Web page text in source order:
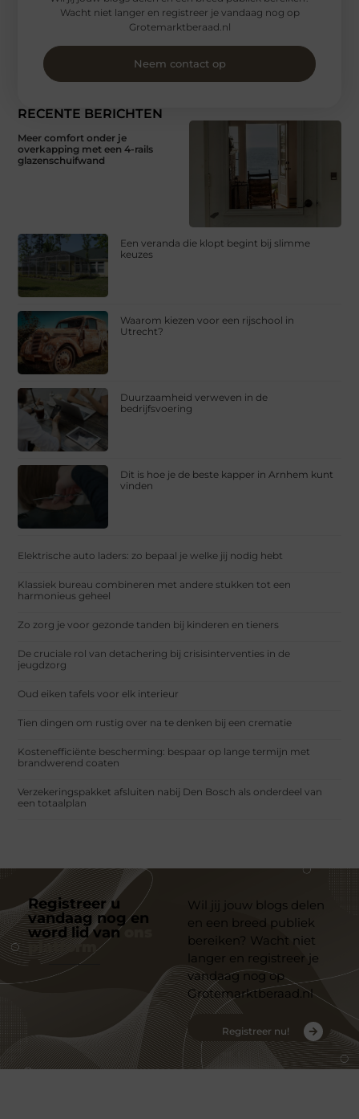
RECENTE BERICHTEN
Meer comfort onder je
overkapping met een 4-rails
glazenschuifwand
Een veranda die klopt begint bij slimme
keuzes
Waarom kiezen voor een rijschool in
Utrecht?
Duurzaamheid verweven in de
bedrijfsvoering
Dit is hoe je de beste kapper in Arnhem kunt
vinden
Elektrische auto laders: zo bepaal je welke jij nodig hebt
Klassiek bureau combineren met andere stukken tot een
harmonieus geheel
Zo zorg je voor gezonde tanden bij kinderen en tieners
De cruciale rol van detachering bij crisisinterventies in de
jeugdzorg
Oud eiken tafels voor elk interieur
Tien dingen om rustig over na te denken bij een crematie
Kostenefficiënte bescherming: bespaar op lange termijn met
brandwerend coaten
Verzekeringspakket afsluiten nabij Den Bosch als onderdeel van
een totaalplan
Wacht niet langer en registreer je vandaag nog op
Grotemarktberaad.nl
Neem contact op
Registreer u
vandaag nog en
word lid van
platform
Wil jij jouw blogs delen
en een breed publiek
bereiken? Wacht niet
langer en registreer je
vandaag nog op
Grotemarktberaad.nl
Registreer nu!